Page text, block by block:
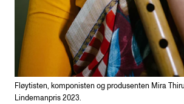
Fløytisten, komponisten og produsenten Mira
Lindemanpris 2023.